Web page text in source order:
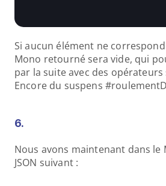
Si aucun élément ne
Mono retourné sera vide, qui
par la suite avec des opérateurs
Encore du suspens
6.
Nous avons maintenant dans le
JSON suivant :